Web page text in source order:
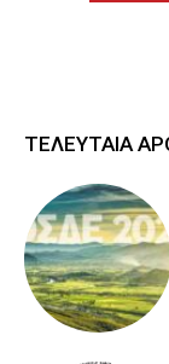
ΤΕΛΕΥΤΑΙΑ